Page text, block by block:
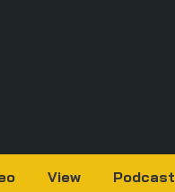
View Podcast